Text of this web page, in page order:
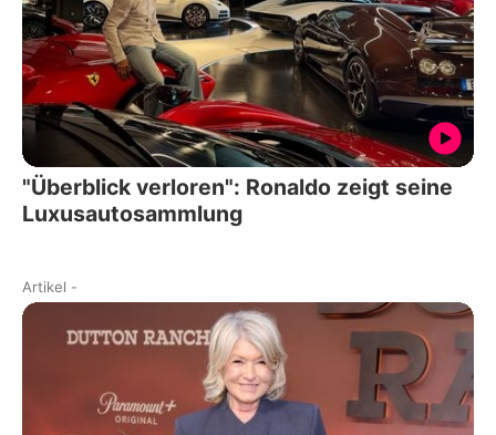
"Überblick verloren": Ronaldo zeigt seine
Luxusautosammlung
Artikel -